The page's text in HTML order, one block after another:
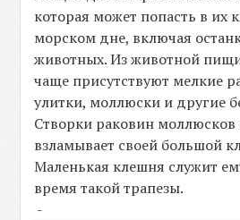
которая может попасть в их
морском дне, включая
животных. Из животной
чаще присутствуют мелкие
улитки, моллюски и другие
Створки раковин моллюсков
взламывает своей большой
Маленькая клешня служит
время такой трапезы.
-